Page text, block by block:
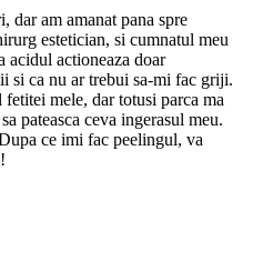
dar am amanat pana spre
estetician, si cumnatul meu
acidul actioneaza doar
si ca nu ar trebui sa-mi fac griji.
mele, dar totusi parca ma
pateasca ceva ingerasul meu.
ce imi fac peelingul, va